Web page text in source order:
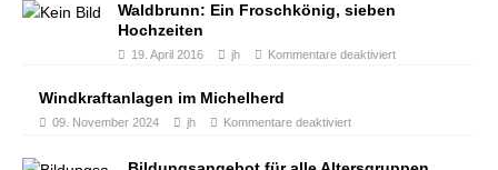
Waldbrunn: Ein Froschkönig, sieben
Hochzeiten
19. April 2016 jh Kommentare deaktiviert
Windkraftanlagen im Michelherd
09. November 2024 jh Kommentare deaktiviert